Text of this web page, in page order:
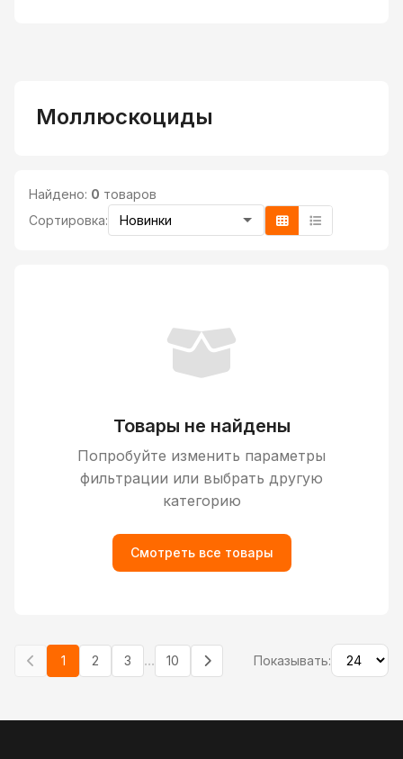
Моллюскоциды
Найдено: 0 товаров
Сортировка:
Товары не найдены
Попробуйте изменить параметры
фильтрации или выбрать другую
категорию
Смотреть все товары
1 2 3 ... 10 Показывать: